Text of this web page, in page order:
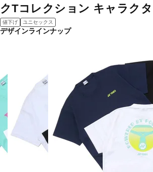
クTコレクション キャラク
値下げ ユニセックス
デザインラインナップ